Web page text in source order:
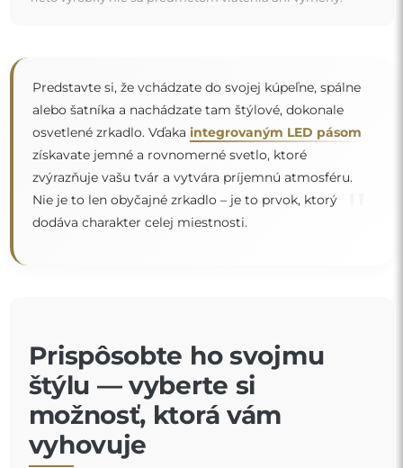
Predstavte si, že vchádzate do svojej kúpeľne, spálne
alebo šatníka a nachádzate tam štýlové, dokonale
osvetlené zrkadlo. Vďaka integrovaným LED pásom
získavate jemné a rovnomerné svetlo, ktoré
zvýrazňuje vašu tvár a vytvára príjemnú atmosféru.
Nie je to len obyčajné zrkadlo – je to prvok, ktorý
dodáva charakter celej miestnosti.
Prispôsobte ho svojmu
štýlu — vyberte si
možnosť, ktorá vám
vyhovuje